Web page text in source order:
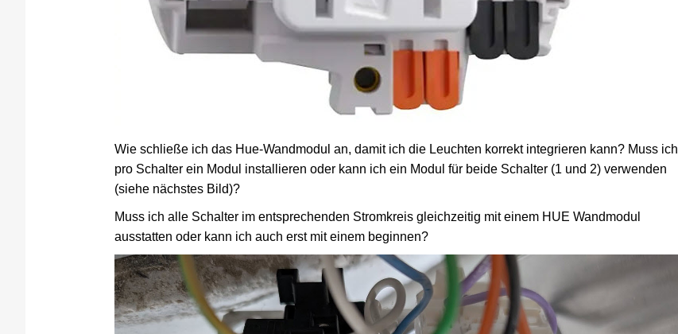
Wie schließe ich das Hue-Wandmodul an, damit ich die Leuchten korrekt integrieren kann? Muss ich
pro Schalter ein Modul installieren oder kann ich ein Modul für beide Schalter (1 und 2) verwenden
(siehe nächstes Bild)?
Muss ich alle Schalter im entsprechenden Stromkreis gleichzeitig mit einem HUE Wandmodul
ausstatten oder kann ich auch erst mit einem beginnen?